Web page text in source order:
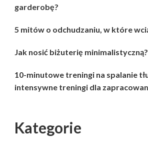
garderobę?
5 mitów o odchudzaniu, w które
Jak nosić biżuterię minimalistyczną?
10-minutowe treningi na spalanie
intensywne treningi dla
Kategorie